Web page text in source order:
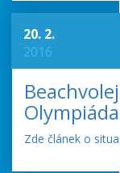
20. 2.
2016
Zde článek o